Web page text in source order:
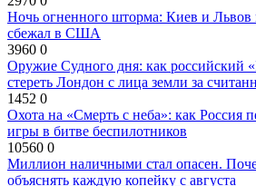
Ночь огненного шторма: Киев и Львов
сбежал в США
3960 0
Оружие Судного дня: как российский
стереть Лондон с лица земли за
1452 0
Охота на «Смерть с неба»: как Россия
игры в битве беспилотников
10560 0
Миллион наличными стал опасен.
объяснять каждую копейку с августа